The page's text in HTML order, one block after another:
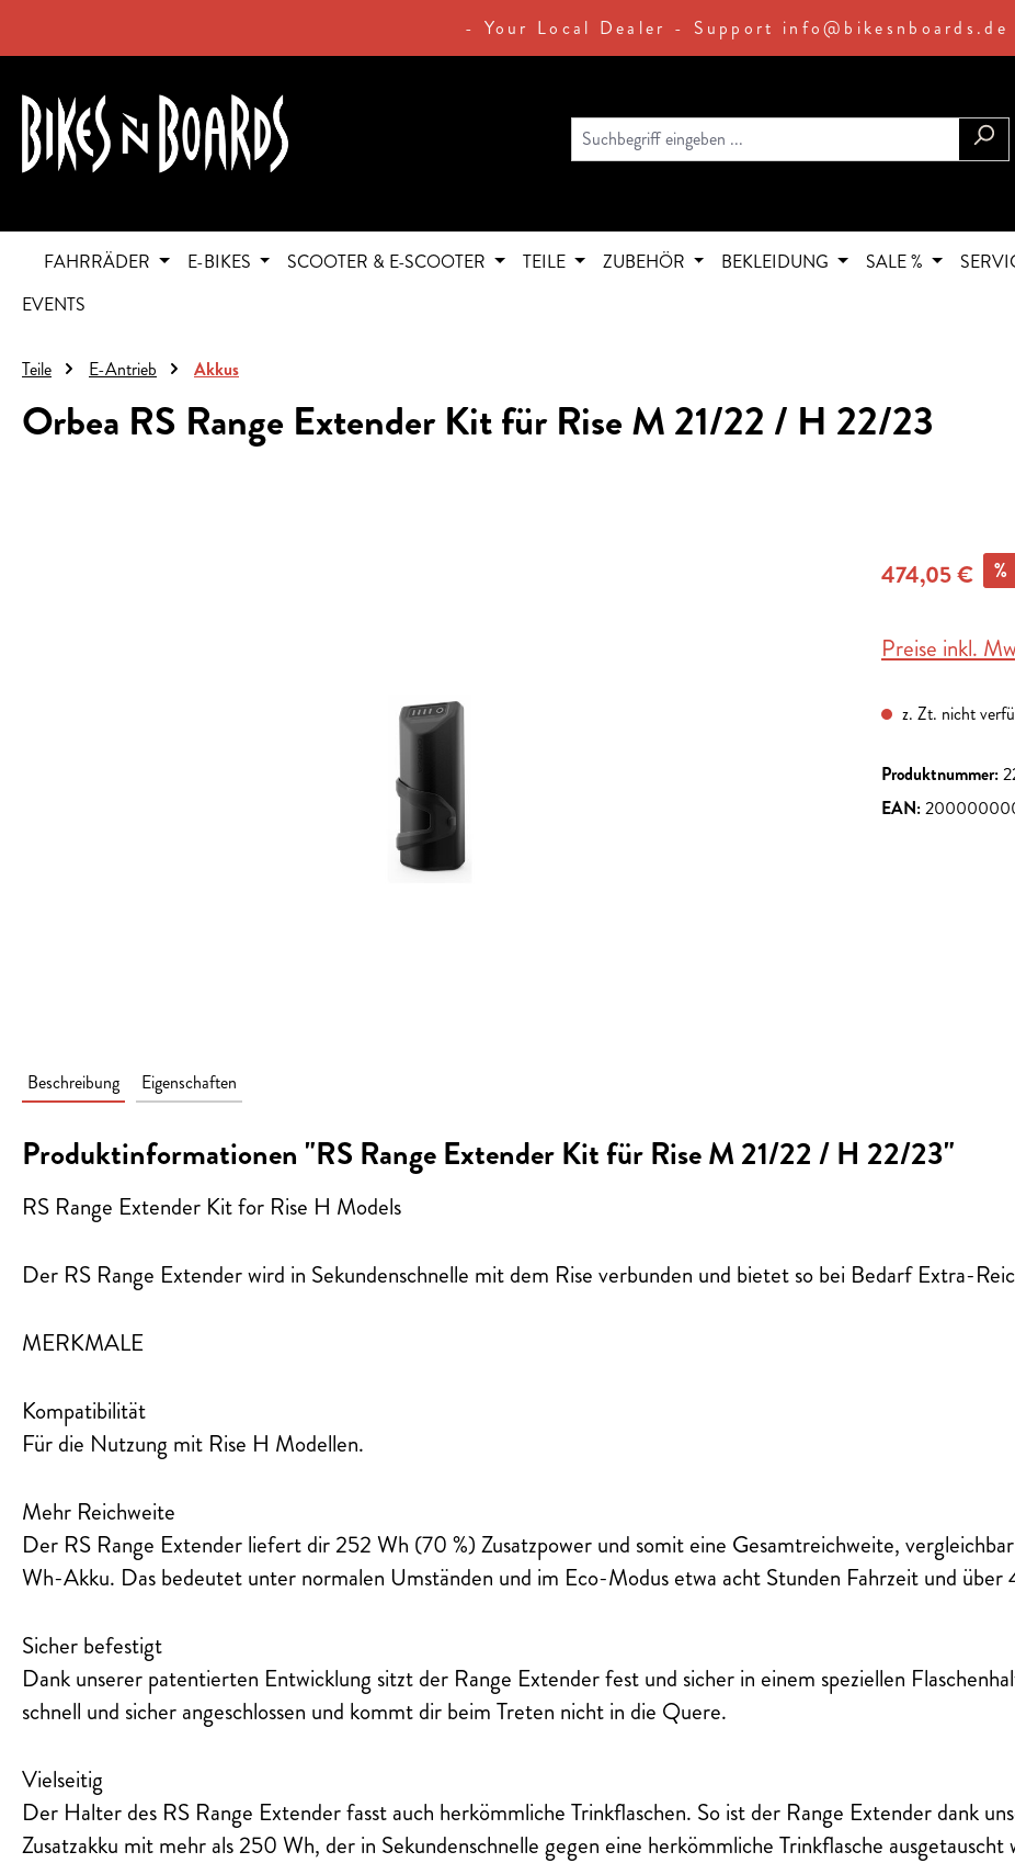
- Your Local Dealer - Support info@bikesnboards.de
FAHRRÄDER E-BIKES SCOOTER & E-SCOOTER TEILE ZUBEHÖR BEKLEIDUNG SALE %
EVENTS
Teile E-Antrieb Akkus
Orbea RS Range Extender Kit für Rise M 21/22 / H 22/23
474,05 € %
Preise inkl.
z. Zt. nicht
Produktnummer:
EAN:
Beschreibung Eigenschaften
Produktinformationen "RS Range Extender Kit für Rise M 21/22 / H 22/23"
RS Range Extender Kit for Rise H Models
Der RS Range Extender wird in Sekundenschnelle mit dem Rise verbunden und bietet so bei Bedarf Extra-
MERKMALE
Kompatibilität
Für die Nutzung mit Rise H Modellen.
Mehr Reichweite
Der RS Range Extender liefert dir 252 Wh (70 %) Zusatzpower und somit eine Gesamtreichweite,
Wh-Akku. Das bedeutet unter normalen Umständen und im Eco-Modus etwa acht Stunden Fahrzeit und
Sicher befestigt
Dank unserer patentierten Entwicklung sitzt der Range Extender fest und sicher in einem speziellen
schnell und sicher angeschlossen und kommt dir beim Treten nicht in die Quere.
Vielseitig
Der Halter des RS Range Extender fasst auch herkömmliche Trinkflaschen. So ist der Range Extender dank
Zusatzakku mit mehr als 250 Wh, der in Sekundenschnelle gegen eine herkömmliche Trinkflasche ausgetauscht